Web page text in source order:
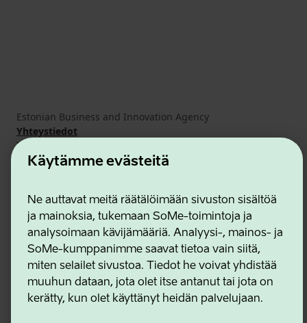
Käytämme evästeitä
Ne auttavat meitä räätälöimään sivuston sisältöä
ja mainoksia, tukemaan SoMe-toimintoja ja
analysoimaan kävijämääriä. Analyysi-, mainos- ja
SoMe-kumppanimme saavat tietoa vain siitä,
miten selailet sivustoa. Tiedot he voivat yhdistää
muuhun dataan, jota olet itse antanut tai jota on
kerätty, kun olet käyttänyt heidän palvelujaan.
Estonian Business and Innovation Agency
Yhteystiedot
Yhteistyökumppanit
Käyttöehdot